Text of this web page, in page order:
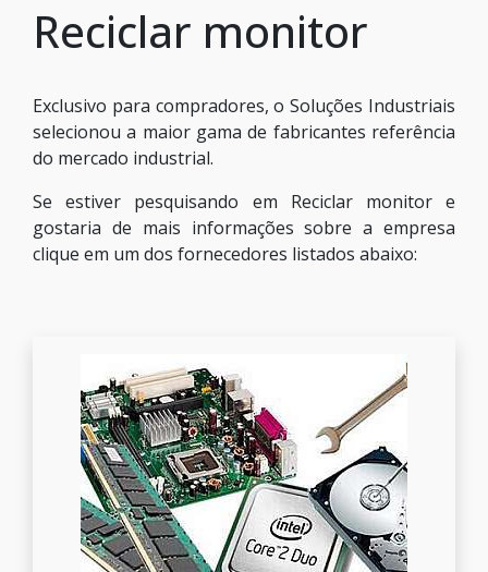
Reciclar monitor
Exclusivo para compradores, o Soluções Industriais
selecionou a maior gama de fabricantes referência
do mercado industrial.
Se estiver pesquisando em Reciclar monitor e
gostaria de mais informações sobre a empresa
clique em um dos fornecedores listados abaixo: